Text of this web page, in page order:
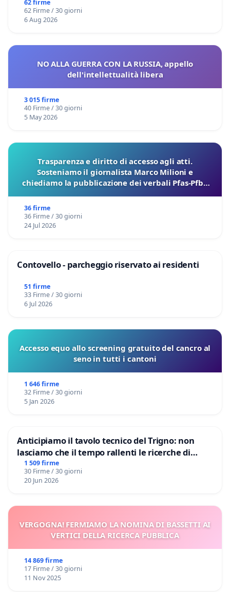
62 firme
62 Firme / 30 giorni
6 Aug 2026
NO ALLA GUERRA CON LA RUSSIA, appello
dell'intellettualità libera
3 015 firme
40 Firme / 30 giorni
5 May 2026
Trasparenza e diritto di accesso agli atti.
Sosteniamo il giornalista Marco Milioni e
chiediamo la pubblicazione dei verbali Pfas-Pfba
36 firme
36 Firme / 30 giorni
24 Jul 2026
Contovello - parcheggio riservato ai residenti
51 firme
33 Firme / 30 giorni
6 Jul 2026
Accesso equo allo screening gratuito del cancro al
seno in tutti i cantoni
1 646 firme
32 Firme / 30 giorni
5 Jan 2026
Anticipiamo il tavolo tecnico del Trigno: non
lasciamo che il tempo rallenti le ricerche di
Domenico Racanati
1 509 firme
30 Firme / 30 giorni
20 Jun 2026
VERGOGNA! FERMIAMO LA NOMINA DI BASSETTI AI
VERTICI DELLA RICERCA PUBBLICA
14 869 firme
17 Firme / 30 giorni
11 Nov 2025